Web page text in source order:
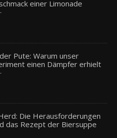
einer Limonade
Pute: Warum unser
einen Dämpfer erhielt
Die Herausforderungen
das Rezept der Biersuppe